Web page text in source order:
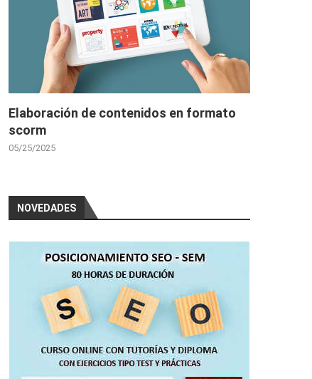
Elaboración de contenidos en formato
scorm
05/25/2025
NOVEDADES